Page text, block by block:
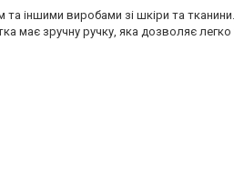
та іншими виробами зі шкіри та
має зручну ручку, яка дозволяє легко